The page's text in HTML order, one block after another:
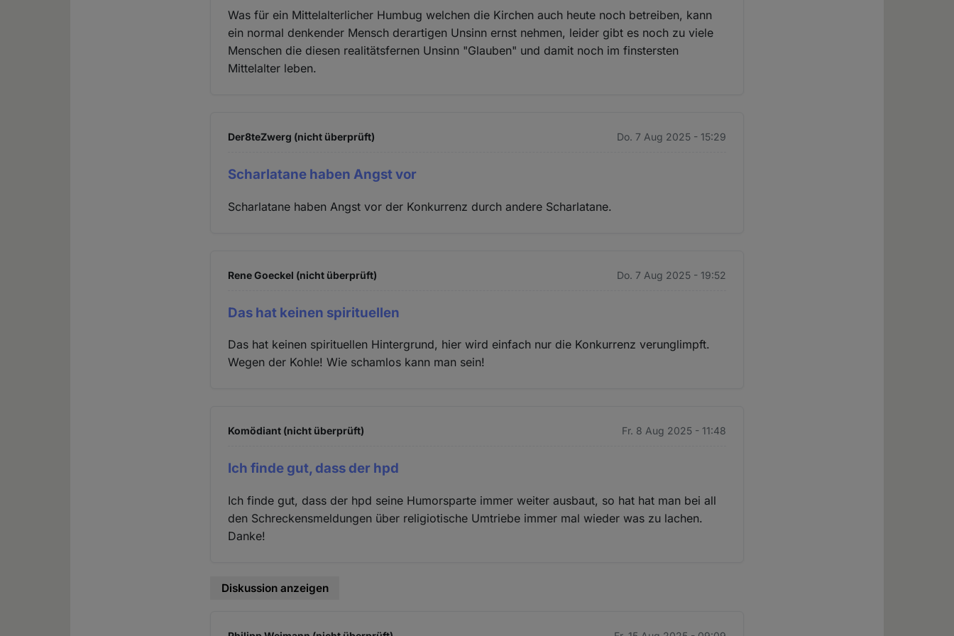
Was für ein Mittelalterlicher Humbug welchen die Kirchen auch heute noch betreiben, kann
ein normal denkender Mensch derartigen Unsinn ernst nehmen, leider gibt es noch zu viele
Menschen die diesen realitätsfernen Unsinn "Glauben" und damit noch im finstersten
Mittelalter leben.
Der8teZwerg (nicht überprüft) Do. 7 Aug 2025 - 15:29
Scharlatane haben Angst vor
Scharlatane haben Angst vor der Konkurrenz durch andere Scharlatane.
Rene Goeckel (nicht überprüft) Do. 7 Aug 2025 - 19:52
Das hat keinen spirituellen
Das hat keinen spirituellen Hintergrund, hier wird einfach nur die Konkurrenz verunglimpft.
Wegen der Kohle! Wie schamlos kann man sein!
Komödiant (nicht überprüft) Fr. 8 Aug 2025 - 11:48
Ich finde gut, dass der hpd
Ich finde gut, dass der hpd seine Humorsparte immer weiter ausbaut, so hat hat man bei all
den Schreckensmeldungen über religiotische Umtriebe immer mal wieder was zu lachen.
Danke!
Diskussion anzeigen